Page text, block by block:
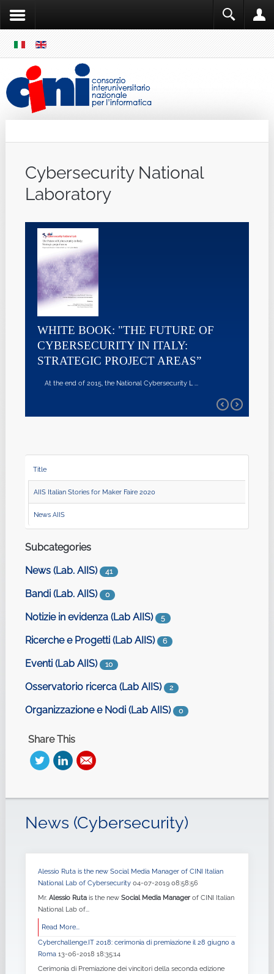
MENU
Cybersecurity National
Laboratory
WHITE BOOK: "THE FUTURE OF
CYBERSECURITY IN ITALY:
STRATEGIC PROJECT AREAS”
At the end of 2015, the National Cybersecurity L ...
Title
AIIS Italian Stories for Maker Faire 2020
News AIIS
Subcategories
News (Lab. AIIS)
41
Bandi (Lab. AIIS) 0
Notizie in evidenza (Lab AIIS) 5
Ricerche e Progetti (Lab AIIS) 6
Eventi (Lab AIIS) 10
Osservatorio ricerca (Lab AIIS) 2
Organizzazione e Nodi (Lab AIIS) 0
Share This
News (Cybersecurity)
Alessio Ruta is the new Social Media Manager of CINI Italian
National Lab of Cybersecurity 04-07-2019 08:58:56
Mr. Alessio Rutais the new Social Media Managerof CINI Italian
National Lab of...
Read More...
Cyberchallenge.IT 2018: cerimonia di premiazione il 28 giugno a
Roma 13-06-2018 18:35:14
Cerimonia di Premiazione dei vincitori della seconda edizione